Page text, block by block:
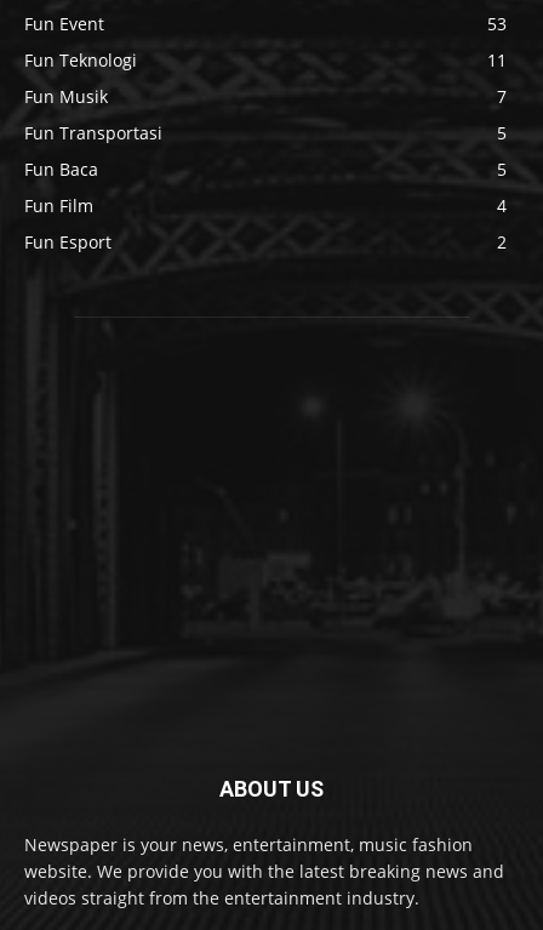
Fun Event
53
Fun Teknologi
11
Fun Musik
7
Fun Transportasi
5
Fun Baca
5
Fun Film
4
Fun Esport
2
ABOUT US
Newspaper is your news, entertainment, music fashion
website. We provide you with the latest breaking news and
videos straight from the entertainment industry.